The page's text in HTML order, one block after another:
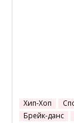
Хип-Хоп
Брейк-данс